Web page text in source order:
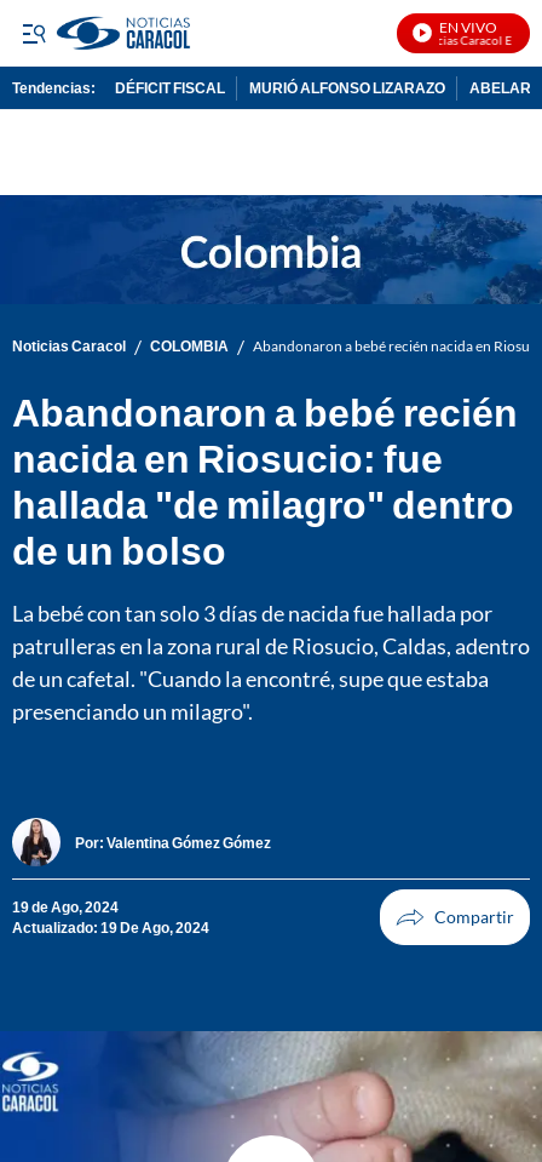
EN VIVO
Noticias Caracol En Vivo
Tendencias: DÉFICIT FISCAL MURIÓ ALFONSO LIZARAZO
Noticias Caracol / COLOMBIA / Abandonaron a bebé recién nacida en
Abandonaron a bebé recién
nacida en Riosucio: fue
hallada "de milagro" dentro
de un bolso
La bebé con tan solo 3 días de nacida fue hallada por
patrulleras en la zona rural de Riosucio, Caldas, adentro
de un cafetal. "Cuando la encontré, supe que estaba
presenciando un milagro".
Por: Valentina Gómez Gómez
19 de Ago, 2024
Actualizado: 19 De Ago, 2024